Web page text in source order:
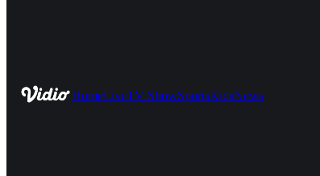
HomeLiveTV ShowSportsKidsNews